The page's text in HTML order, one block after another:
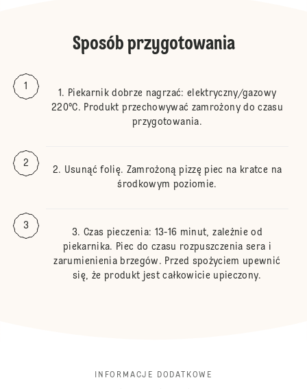
Sposób przygotowania
Piekarnik dobrze nagrzać: elektryczny/gazowy
220°C. Produkt przechowywać zamrożony do czasu
przygotowania.
Usunąć folię. Zamrożoną pizzę piec na kratce na
środkowym poziomie.
Czas pieczenia: 13-16 minut, zależnie od
piekarnika. Piec do czasu rozpuszczenia sera i
zarumienienia brzegów. Przed spożyciem upewnić
się, że produkt jest całkowicie upieczony.
INFORMACJE DODATKOWE